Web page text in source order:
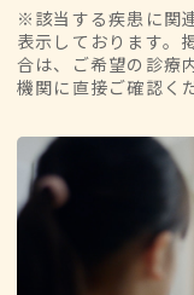
※該当する疾患に関
表示しております。
合は、ご希望の診療
機関に直接ご確認く